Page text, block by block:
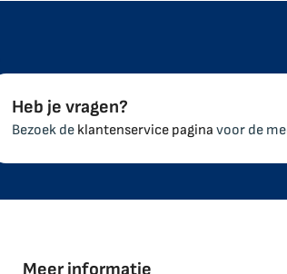
Heb je vragen?
Bezoek de klantenservice pagina voor de
Meer informatie